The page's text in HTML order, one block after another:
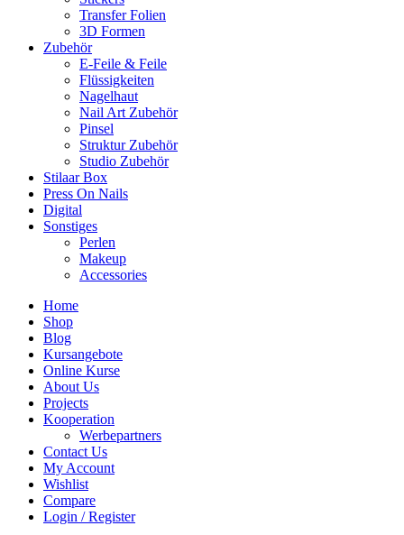
Transfer Folien
3D Formen
Zubehör
E-Feile & Feile
Flüssigkeiten
Nagelhaut
Nail Art Zubehör
Pinsel
Struktur Zubehör
Studio Zubehör
Stilaar Box
Press On Nails
Digital
Sonstiges
Perlen
Makeup
Accessories
Home
Shop
Blog
Kursangebote
Online Kurse
About Us
Projects
Kooperation
Werbepartners
Contact Us
My Account
Wishlist
Compare
Login / Register